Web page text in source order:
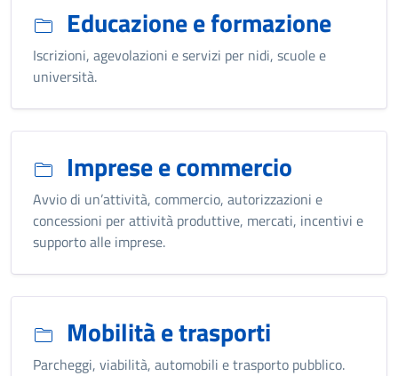
Educazione e formazione
Iscrizioni, agevolazioni e servizi per nidi, scuole e
università.
Imprese e commercio
Avvio di un’attività, commercio, autorizzazioni e
concessioni per attività produttive, mercati, incentivi e
supporto alle imprese.
Mobilità e trasporti
Parcheggi, viabilità, automobili e trasporto pubblico.